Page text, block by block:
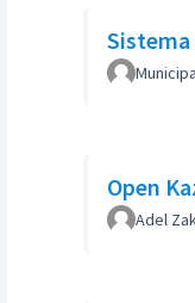
Open
Adel